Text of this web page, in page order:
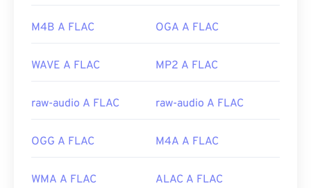
https://en.wikipedia.org/wiki/FLAC
M4B A FLAC OGA A FLAC
WAVE A FLAC MP2 A FLAC
raw-audio A FLAC raw-audio A FLAC
OGG A FLAC M4A A FLAC
WMA A FLAC ALAC A FLAC